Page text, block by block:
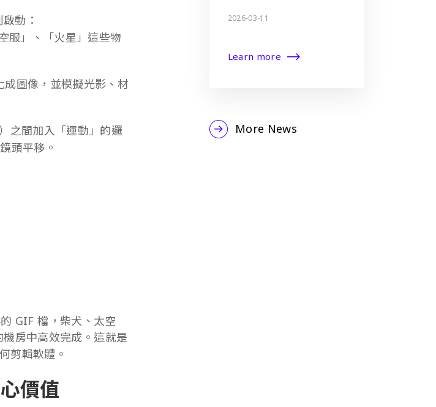
動：
服」、「火星」這些物
圖像，並模擬光影、材
之間加入「運動」的邏
頭平移。
GIF 檔，柴犬、太空
房中高效完成。這就是
剪輯軟體。
價值
2026-03-11
Learn more
More News